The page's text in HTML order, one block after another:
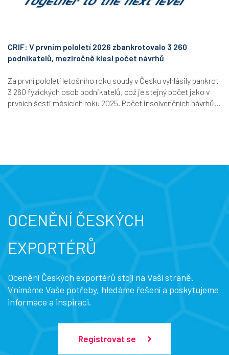
CRIF: V prvním pololetí 2026 zbankrotovalo 3 260
podnikatelů, meziročně klesl počet návrhů
Za první pololetí letošního roku soudy v Česku vyhlásily bankrot
3 260 fyzických osob podnikatelů, což je stejný počet jako v
prvních šesti měsících roku 2025. Počet insolvenčních návrhů...
OCENĚNÍ ČESKÝCH
EXPORTÉRŮ
Ocenění Českých exportérů stojí na Vaší straně.
Vnímáme Vaše potřeby, hledáme řešení a poskytujeme
informace a inspiraci.
Registrovat se